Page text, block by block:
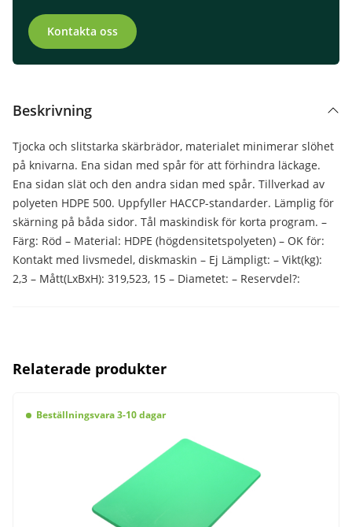
Kontakta oss
Beskrivning
Tjocka och slitstarka skärbrädor, materialet minimerar slöhet
på knivarna. Ena sidan med spår för att förhindra läckage.
Ena sidan slät och den andra sidan med spår. Tillverkad av
polyeten HDPE 500. Uppfyller HACCP-standarder. Lämplig för
skärning på båda sidor. Tål maskindisk för korta program. –
Färg: Röd – Material: HDPE (högdensitetspolyeten) – OK för:
Kontakt med livsmedel, diskmaskin – Ej Lämpligt: – Vikt(kg):
2,3 – Mått(LxBxH): 319,523, 15 – Diametet: – Reservdel?:
Relaterade produkter
Beställningsvara 3-10 dagar